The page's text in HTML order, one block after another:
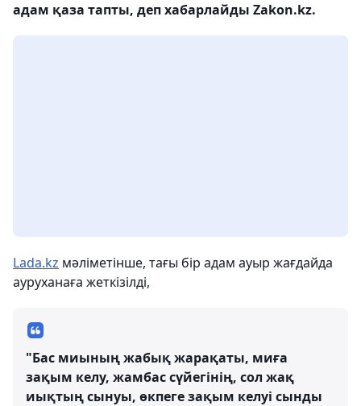
адам қаза тапты, деп хабарлайды Zakon.kz.
Lada.kz мәліметінше, тағы бір адам ауыр жағдайда
ауруханаға жеткізілді,
"Бас миының жабық жарақаты, миға
зақым келу, жамбас сүйегінің, сол жақ
иықтың сынуы, өкпеге зақым келуі сынды